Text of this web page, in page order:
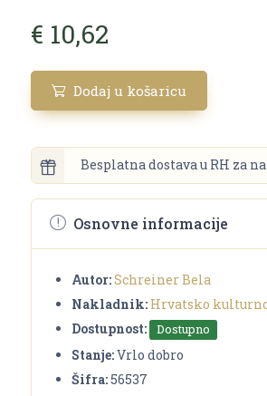
€ 10,62
Dodaj u košaricu
Besplatna dostava u RH za
Osnovne informacije
Autor:Schreiner Bela
Nakladnik: Hrvatsko
Dostupnost:
Dostupno
Stanje:Vrlo dobro
Šifra:56537